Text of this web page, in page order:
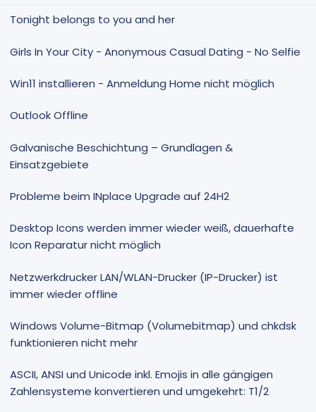
Tonight belongs to you and her
Girls In Your City - Anonymous Casual Dating - No Selfie
Win11 installieren - Anmeldung Home nicht möglich
Outlook Offline
Galvanische Beschichtung – Grundlagen &
Einsatzgebiete
Probleme beim INplace Upgrade auf 24H2
Desktop Icons werden immer wieder weiß, dauerhafte
Icon Reparatur nicht möglich
Netzwerkdrucker LAN/WLAN-Drucker (IP-Drucker) ist
immer wieder offline
Windows Volume-Bitmap (Volumebitmap) und chkdsk
funktionieren nicht mehr
ASCII, ANSI und Unicode inkl. Emojis in alle gängigen
Zahlensysteme konvertieren und umgekehrt: T1/2